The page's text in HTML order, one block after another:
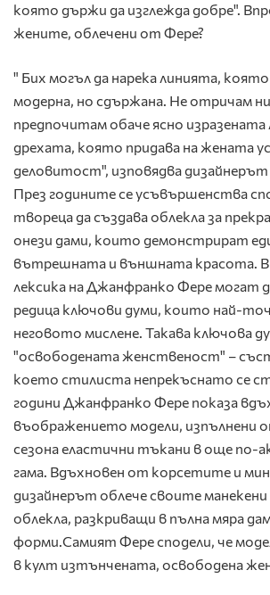
която държи да изглежда добре".
жените, облечени от Фере?
" Бих могъл да нарека линията,
модерна, но сдържана. Не отричам
предпочитам обаче ясно изразената
дрехата, която придава на жената
деловитост", изповядва
През годините се усъвършенства
твореца да създава облекла за
онези дами, които демонстрират
вътрешната и външната красота. В
лексика на Джанфранко Фере могат
редица ключови думи, които най-
неговото мислене. Такава ключова
"освободената женственост" –
което стилиста непрекъснато се
години Джанфранко Фере показа
въображението модели, изпълнени
сезона еластични тъкани в още по-
гама. Вдъхновен от корсетите и
дизайнерът облече своите манекени
облекла, разкриващи в пълна мяра
форми.Самият Фере сподели, че
в култ изтънчената, освободена